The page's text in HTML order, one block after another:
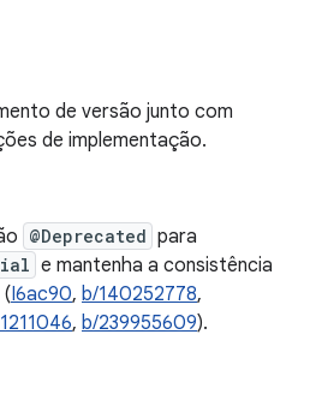
de versão junto com
de implementação.
@Deprecated para
e mantenha a consistência
I6ac90, b/140252778,
, b/239955609).